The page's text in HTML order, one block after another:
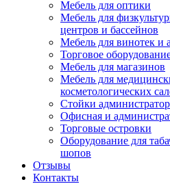
Мебель для оптики
Мебель для
центров и бассейнов
Мебель для винотек и
Торговое
Мебель для магазинов
Мебель для
косметологических
Стойки
Офисная и
Торговые островки
Оборудование для
шопов
Отзывы
Контакты